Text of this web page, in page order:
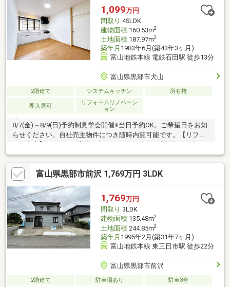
【周辺施設】・桜井小学校まで約800ｍ（徒歩約10分）・明峰中
学校まで約2.4ｋｍ・アルビス黒部店まで約900ｍ（徒歩
1,099万円
間取り 4SLDK
建物面積160.53m2
土地面積187.97m2
築年月 1983年6月(築43年3ヶ月)
富山地鉄本線 電鉄石田駅 徒歩13分
富山県黒部市犬山
2階建て システムキッチン 所有権
即入居可
リフォームリノベーシ
ョン
8/7(金)～8/9(日)予約制見学会開催※当日予約OK。ご希望日をお知
らせください。自社売主物件につき随時内覧可能です。【リフォ
点検、設備点検●屋根塗装、外壁塗装●システムキッチン交換、ユ
ニットバス交換、トイレ交換、洗面化粧台交換●間取変更、床材
上張り、クロス張替え、畳表替え、障子・襖張替え●インターホ
ン設置、火災警報器設置、照明器具交換【おすすめポイント】・
本物件は条件により住宅ローン減税が適用されます。・雨漏り、
構造上主要な部分の欠陥や腐食、給排水管の故障や漏水について
お引渡しより２年間保証・シ
富山県黒部市前沢 1,769万円 3LDK
1,769万円
間取り 3LDK
建物面積135.48m2
土地面積244.85m2
築年月 1995年2月(築31年7ヶ月)
富山地鉄本線 東三日市駅 徒歩22分
富山県黒部市前沢
2階建て 駐車場あり 駐車3台